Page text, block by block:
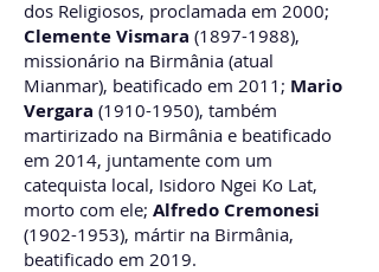
dos Religiosos, proclamada em 2000;
Clemente Vismara (1897-1988),
missionário na Birmânia (atual
Mianmar), beatificado em 2011; Mario
Vergara (1910-1950), também
martirizado na Birmânia e beatificado
em 2014, juntamente com um
catequista local, Isidoro Ngei Ko Lat,
morto com ele; Alfredo Cremonesi
(1902-1953), mártir na Birmânia,
beatificado em 2019.